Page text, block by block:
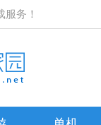
务！